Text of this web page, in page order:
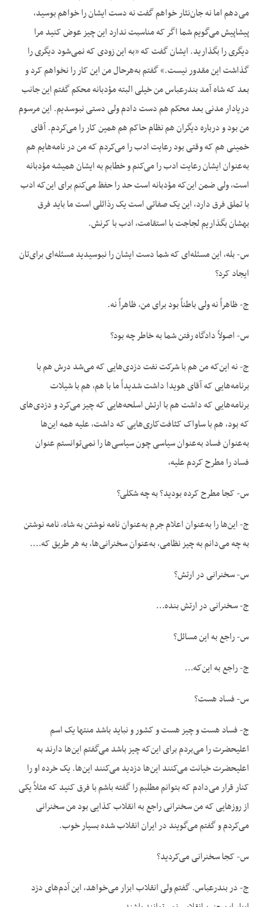
می‌دهم اما نه جان‌نثار خواهم گفت نه دست ایشان را خواهم بوسید،
پیشاپیش می‌گویم شما اگر که مناسبت ندارد این چیز عوض کنید مرا
دیگری را بگذارید. ایشان گفت که «به این زودی که نمی‌شود دیگری را
گذاشت این مقدور نیست.» گفتم به‌هرحال من این کار را نخواهم کرد و
بعد که شاه آمد بندرعباس من خیلی البته مؤدبانه محکم گفتم این جانب
دریادار مدنی بعد محکم هم دست دادم ولی دستی نبوسدیم. این مرسوم
من بود و درباره دیگران هم نظام حاکم هم همین کار را می‌کردم. آقای
خمینی هم که وقتی بود رعایت ادب را می‌کردم که من در نامه‌هایم هم
به‌عنوان ایشان رعایت ادب را می‌کنم و خطابم به ایشان همیشه مؤدبانه
است، ولی ضمن این‌که مؤدبانه است حد را حفظ می‌کنم برای این‌که ادب
با تملق فرق دارد، این یک صفاتی است یک رذائلی است ما باید فرق
بهشان بگذاریم لجاجت با استقامت، ادب با کرنش.
س- بله، این مسئله‌ای که شما دست ایشان را نبوسیدید مسئله‌ای برای‌تان
ایجاد کرد؟
ج- ظاهراً نه ولی باطناً بود برای من، ظاهراً نه.
س- اصولاً دادگاه رفتن شما به خاطر چه بود؟
ج- نه این‌که من هم با شرکت نفت دزدی‌هایی که می‌شد درش هم با
برنامه‌هایی که آقای هویدا داشت شدیداً ما با هم، هم با شیلات
برنامه‌هایی که داشت هم با ارتش اسلحه‌هایی که چیز می‌کرد و دزدی‌های
که بود، هم با ساواک کثافت‌کاری‌هایی که داشت، علیه همه این‌ها
به‌عنوان فساد به‌عنوان سیاسی چون سیاسی‌ها را نمی‌توانستم عنوان
فساد را مطرح کردم علیه،
س- کجا مطرح کرده بودید؟ به چه شکلی؟
ج- این‌ها را به‌عنوان اعلام جرم به‌عنوان نامه نوشتن به شاه، نامه نوشتن
به چه می‌دانم به چیز نظامی، به‌عنوان سخنرانی‌ها، به هر طریق که….
س- سخنرانی در ارتش؟
ج- سخنرانی در ارتش بنده…
س- راجع به این مسائل؟
ج- راجع به این‌که…
س- فساد هست؟
ج- فساد هست و چیز هست و کشور و نباید باشد منتها یک اسم
اعلیحضرت را می‌بردم برای این‌که چیز باشد می‌گفتم این‌ها دارند به
اعلیحضرت خیانت می‌کنند این‌ها دزدید می‌کنند این‌ها. یک خرده او را
کنار قرار می‌دادم که بتوانم مطلبم را گفته باشم با فرق کنید که مثلاً یکی
از روزهایی که من سخنرانی راجع به انقلاب کذایی بود من سخنرانی
می‌کردم و گفتم می‌گویند در ایران انقلاب شده بسیار خوب.
س- کجا سخنرانی می‌کردید؟
ج- در بندرعباس. گفتم ولی انقلاب ابزار می‌خواهد، این آدم‌های دزد